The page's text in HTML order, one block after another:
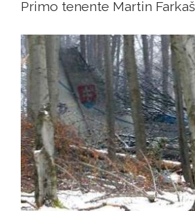
Primo tenente Martin Farkaš